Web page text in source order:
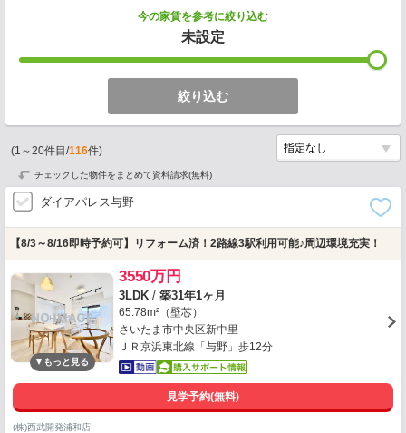
今の家賃を参考に絞り込む
未設定
絞り込む
(1 ～20件目/116件)
チェックした物件をまとめて資料請求(無料)
ダイアパレス与野
【8/3～8/16即時予約可】リフォーム済！2路線3駅利用可能♪周辺環境充実！
3550万円
3LDK / 築31年1ヶ月
65.78m²（壁芯）
さいたま市中央区新中里
ＪＲ京浜東北線「与野」歩12分
見学予約(無料)
(株)西武開発浦和店